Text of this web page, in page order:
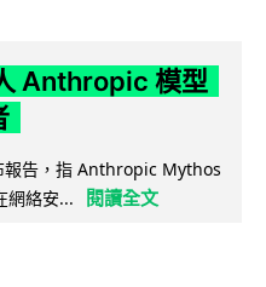
Anthropic 模型
報告，指 Anthropic Mythos
網絡安...
閱讀全文